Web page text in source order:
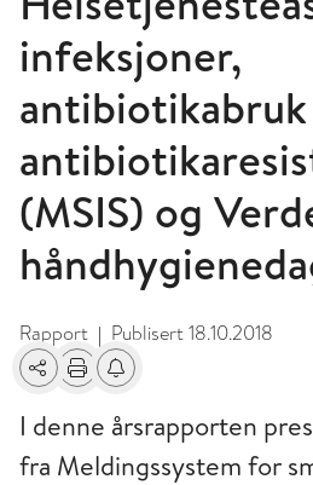
infeksjoner,
(MSIS) og
Rapport | Publisert18.10.2018
Del Skriv utFå varsel om endringer
I denne årsrapporten
fra Meldingssystem for